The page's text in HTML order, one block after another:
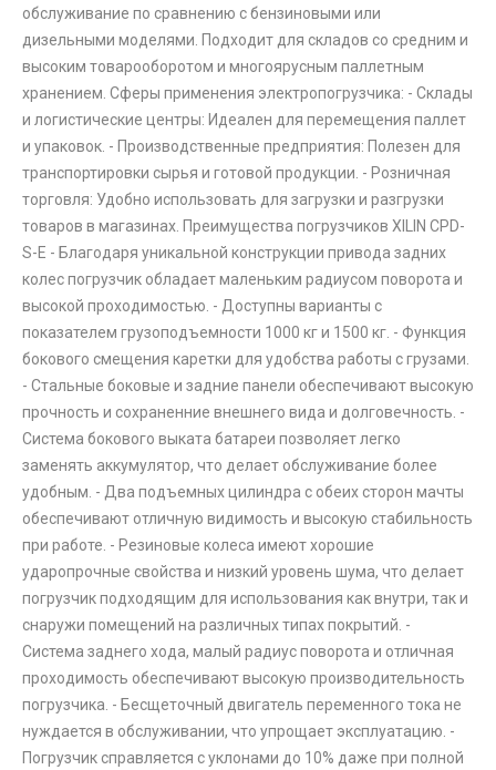
обслуживание по сравнению с бензиновыми или
дизельными моделями. Подходит для складов со средним и
высоким товарооборотом и многоярусным паллетным
хранением. Сферы применения электропогрузчика: - Склады
и логистические центры: Идеален для перемещения паллет
и упаковок. - Производственные предприятия: Полезен для
транспортировки сырья и готовой продукции. - Розничная
торговля: Удобно использовать для загрузки и разгрузки
товаров в магазинах. Преимущества погрузчиков XILIN CPD-
S-E - Благодаря уникальной конструкции привода задних
колес погрузчик обладает маленьким радиусом поворота и
высокой проходимостью. - Доступны варианты с
показателем грузоподъемности 1000 кг и 1500 кг. - Функция
бокового смещения каретки для удобства работы с грузами.
- Стальные боковые и задние панели обеспечивают высокую
прочность и сохраненние внешнего вида и долговечность. -
Система бокового выката батареи позволяет легко
заменять аккумулятор, что делает обслуживание более
удобным. - Два подъемных цилиндра с обеих сторон мачты
обеспечивают отличную видимость и высокую стабильность
при работе. - Резиновые колеса имеют хорошие
ударопрочные свойства и низкий уровень шума, что делает
погрузчик подходящим для использования как внутри, так и
снаружи помещений на различных типах покрытий. -
Система заднего хода, малый радиус поворота и отличная
проходимость обеспечивают высокую производительность
погрузчика. - Бесщеточный двигатель переменного тока не
нуждается в обслуживании, что упрощает эксплуатацию. -
Погрузчик справляется с уклонами до 10% даже при полной